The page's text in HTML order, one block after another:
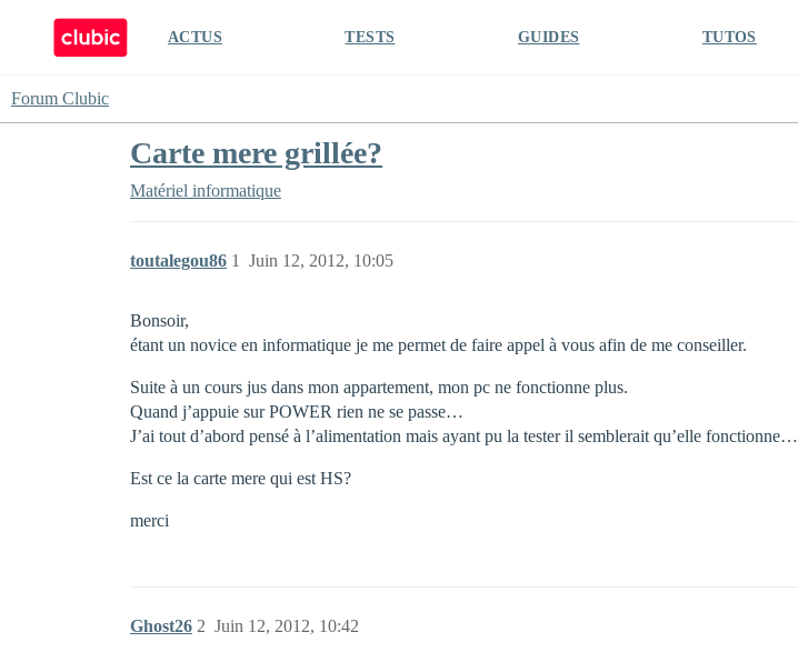
ACTUS TESTS GUIDES TUTOS
Forum Clubic
Carte mere grillée?
Matériel informatique
toutalegou86 Juin 12, 2012, 10:05
1
Bonsoir,
étant un novice en informatique je me permet de faire appel à vous afin de me conseiller.
Suite à un cours jus dans mon appartement, mon pc ne fonctionne plus.
Quand j’appuie sur POWER rien ne se passe…
J’ai tout d’abord pensé à l’alimentation mais ayant pu la tester il semblerait qu’elle fonctionne…
Est ce la carte mere qui est HS?
merci
Ghost26 Juin 12, 2012, 10:42
2